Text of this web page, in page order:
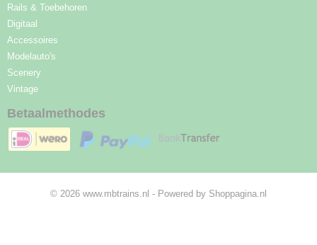
Rails & Toebehoren
Digitaal
Accessoires
Modelauto's
Scenery
Vintage
Betaalmethodes
© 2026 www.mbtrains.nl - Powered by Shoppagina.nl